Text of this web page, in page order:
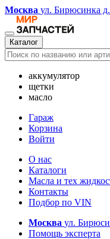
Москва ул. Бирюсинка
Каталог
аккумулятор
щетки
масло
Гараж
Корзина
Войти
О нас
Каталоги
Масла и тех
Контакты
Подбор по VIN
Москва ул.
Помощь эксперта